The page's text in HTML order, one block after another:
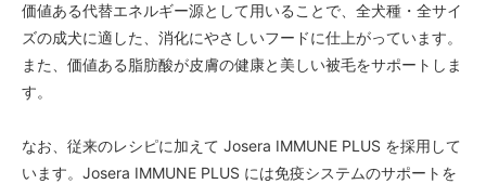
価値ある代替エネルギー源として用いることで、全犬種・全サイ
ズの成犬に適した、消化にやさしいフードに仕上がっています。
また、価値ある脂肪酸が皮膚の健康と美しい被毛をサポートしま
す。
なお、従来のレシピに加えて Josera IMMUNE PLUS を採用して
います。Josera IMMUNE PLUS には免疫システムのサポートを